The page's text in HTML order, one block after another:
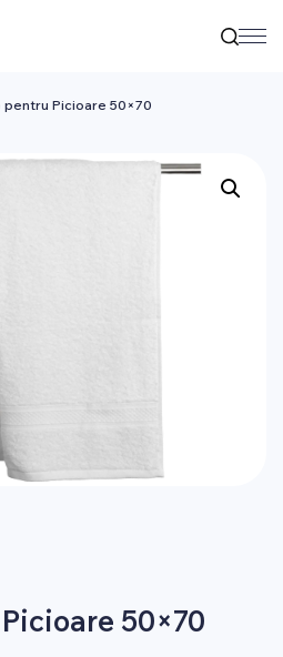
pentru Picioare 50×70
50×70